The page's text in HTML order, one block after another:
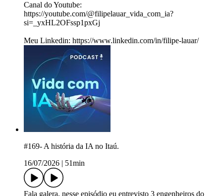
Canal do Youtube:
https://youtube.com/@filipelauar_vida_com_ia?
si=_yxHL2OFssp1pxGj
⁠Meu Linkedin: ⁠https://www.linkedin.com/in/filipe-lauar/
#169- A história da IA no Itaú.
16/07/2026
51min
Fala galera, nesse episódio eu entrevisto 3 engenheiros do